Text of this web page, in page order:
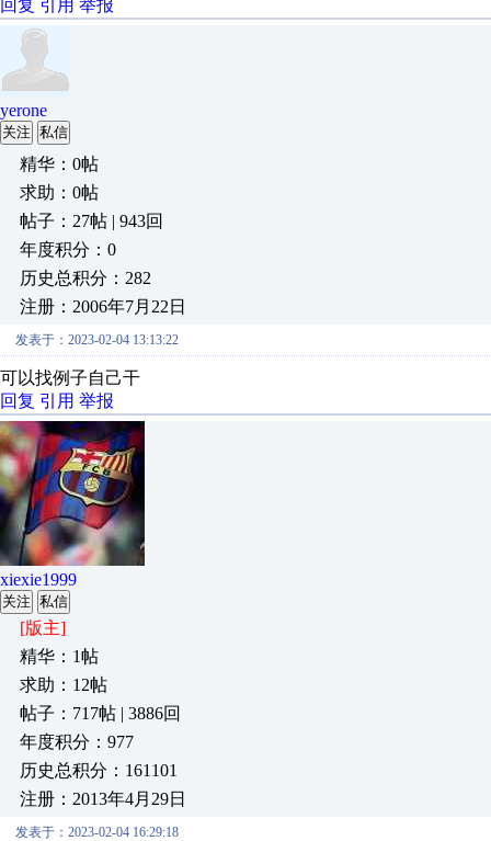
回复 引用 举报
yerone
关注 私信
精华：0帖
求助：0帖
帖子：27帖 | 943回
年度积分：0
历史总积分：282
注册：2006年7月22日
发表于：2023-02-04 13:13:22
可以找例子自己干
回复 引用 举报
xiexie1999
关注 私信
[版主]
精华：1帖
求助：12帖
帖子：717帖 | 3886回
年度积分：977
历史总积分：161101
注册：2013年4月29日
发表于：2023-02-04 16:29:18